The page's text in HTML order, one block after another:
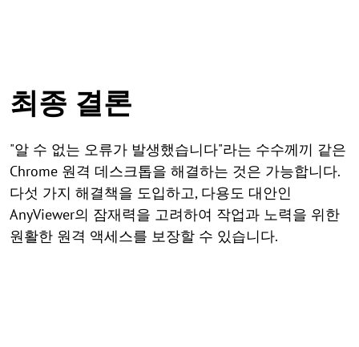
최종 결론
"알 수 없는 오류가 발생했습니다"라는 수수께끼 같은
Chrome 원격 데스크톱을 해결하는 것은 가능합니다.
다섯 가지 해결책을 도입하고, 다용도 대안인
AnyViewer의 잠재력을 고려하여 작업과 노력을 위한
원활한 원격 액세스를 보장할 수 있습니다.